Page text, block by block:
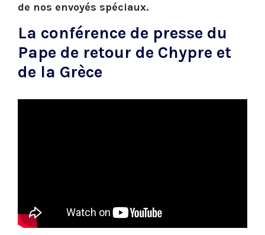
de nos envoyés spéciaux.
La conférence de presse du
Pape de retour de Chypre et
de la Grèce